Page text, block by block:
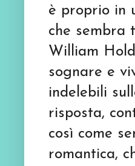
è proprio in
che sembra
William
sognare e
indelebili
risposta,
così come
romantica,